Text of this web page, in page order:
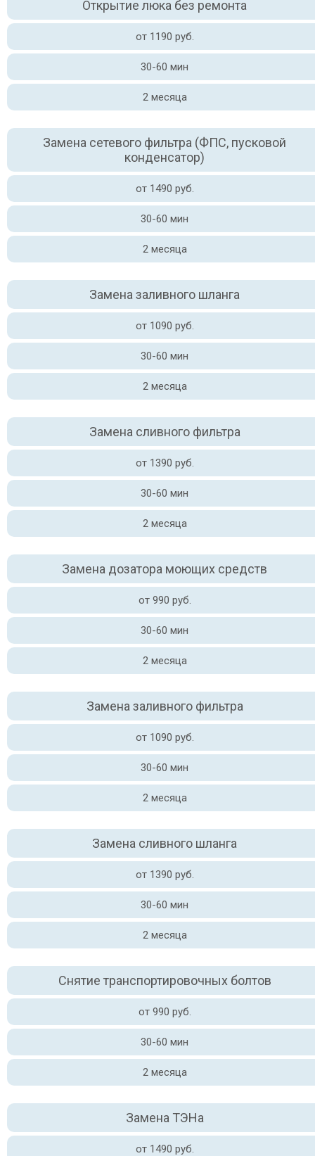
Открытие люка без ремонта
от 1190 руб.
30-60 мин
2 месяца
Замена сетевого фильтра (ФПС, пусковой
конденсатор)
от 1490 руб.
30-60 мин
2 месяца
Замена заливного шланга
от 1090 руб.
30-60 мин
2 месяца
Замена сливного фильтра
от 1390 руб.
30-60 мин
2 месяца
Замена дозатора моющих средств
от 990 руб.
30-60 мин
2 месяца
Замена заливного фильтра
от 1090 руб.
30-60 мин
2 месяца
Замена сливного шланга
от 1390 руб.
30-60 мин
2 месяца
Снятие транспортировочных болтов
от 990 руб.
30-60 мин
2 месяца
Замена ТЭНа
от 1490 руб.